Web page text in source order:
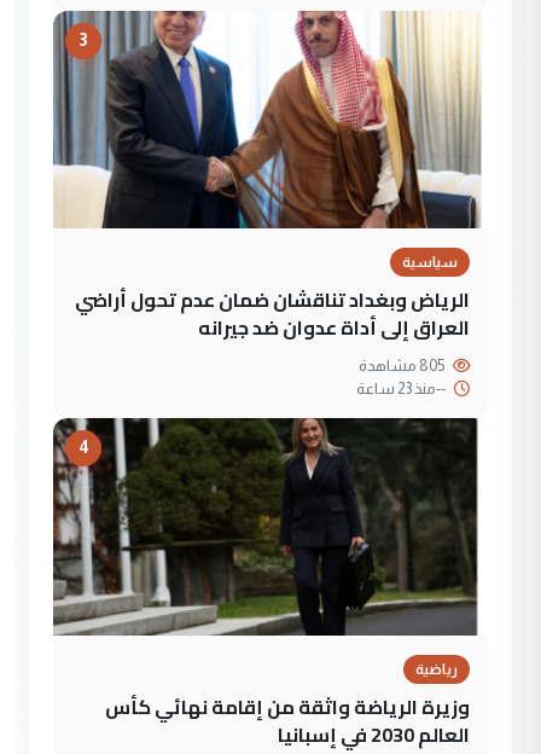
3
سياسية
الرياض وبغداد تناقشان ضمان عدم تحول أراضي
العراق إلى أداة عدوان ضد جيرانه
--منذ 23 ساعة
4
رياضية
وزيرة الرياضة واثقة من إقامة نهائي كأس
العالم 2030 في إسبانيا